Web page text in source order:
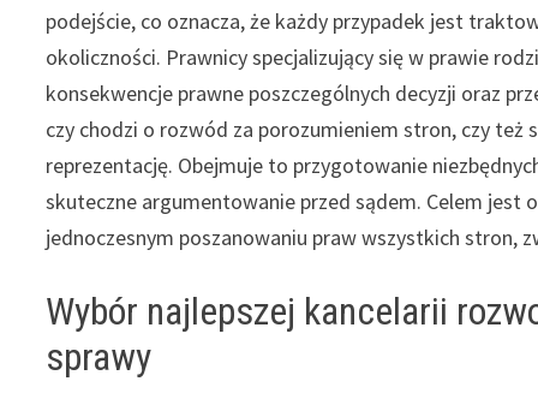
podejście, co oznacza, że każdy przypadek jest
okoliczności. Prawnicy specjalizujący się w prawie
konsekwencje prawne poszczególnych decyzji oraz
czy chodzi o rozwód za porozumieniem stron, czy
reprezentację. Obejmuje to przygotowanie
skuteczne argumentowanie przed sądem. Celem jest
jednoczesnym poszanowaniu praw wszystkich stron,
Wybór najlepszej kancelarii
sprawy